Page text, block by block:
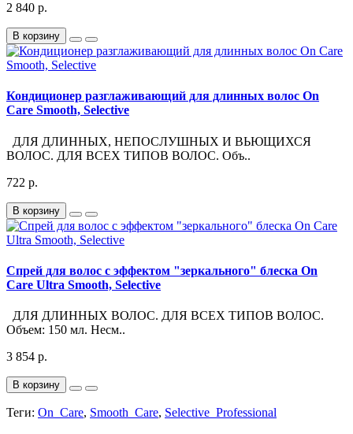
2 840 р.
В корзину
Кондиционер разглаживающий для длинных волос On
Care Smooth, Selective
ДЛЯ ДЛИННЫХ, НЕПОСЛУШНЫХ И ВЬЮЩИХСЯ
ВОЛОС. ДЛЯ ВСЕХ ТИПОВ ВОЛОС. Объ..
722 р.
В корзину
Спрей для волос с эффектом "зеркального" блеска On
Care Ultra Smooth, Selective
ДЛЯ ДЛИННЫХ ВОЛОС. ДЛЯ ВСЕХ ТИПОВ ВОЛОС.
Объем: 150 мл. Несм..
3 854 р.
В корзину
Теги: On_Care, Smooth_Care, Selective_Professional